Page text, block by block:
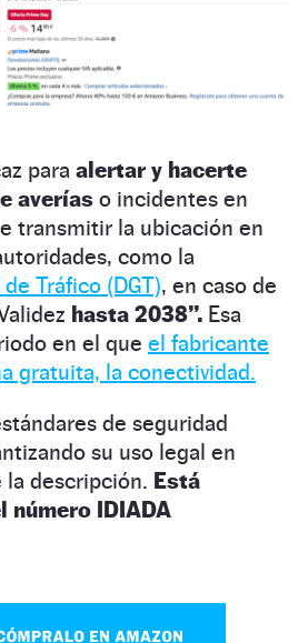
para alertar y hacerte
averías o incidentes en
transmitir la ubicación en
como la
Tráfico (DGT), en caso de
hasta 2038”. Esa
en el que el fabricante
gratuita, la conectividad.
de seguridad
su uso legal en
la descripción. Está
IDIADA